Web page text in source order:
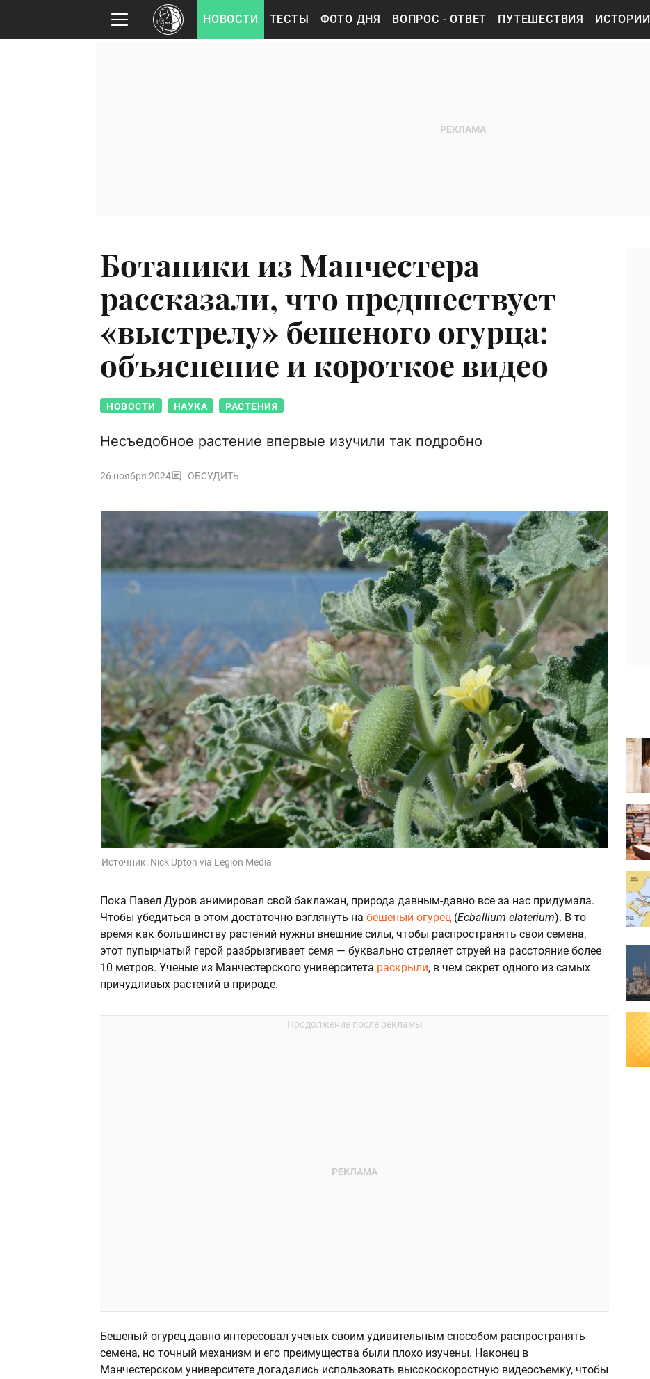
НОВОСТИ ТЕСТЫ ФОТО ДНЯ ВОПРОС - ОТВЕТ ПУТЕШЕСТВИЯ ИСТОРИИ
Ботаники из Манчестера
рассказали, что предшествует
«выстрелу» бешеного огурца:
объяснение и короткое видео
НОВОСТИ НАУКА РАСТЕНИЯ
Несъедобное растение впервые изучили так подробно
26 ноября 2024 ОБСУДИТЬ
Источник: Nick Upton via Legion Media
Пока Павел Дуров анимировал свой баклажан, природа давным-давно все за нас придумала.
Чтобы убедиться в этом достаточно взглянуть на бешеный огурец (Ecballium elaterium). В то
время как большинству растений нужны внешние силы, чтобы распространять свои семена,
этот пупырчатый герой разбрызгивает семя — буквально стреляет струей на расстояние более
10 метров. Ученые из Манчестерского университета раскрыли, в чем секрет одного из самых
причудливых растений в природе.
Бешеный огурец давно интересовал ученых своим удивительным способом распространять
семена, но точный механизм и его преимущества были плохо изучены. Наконец в
Манчестерском университете догадались использовать высокоскоростную видеосъемку, чтобы